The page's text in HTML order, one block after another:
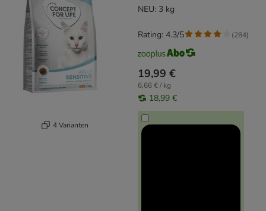
4 Varianten
NEU: 3 kg
19,99 €
6,66 € / kg
18,99 €
Rating: 4.3/5 (284)